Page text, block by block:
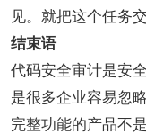
见。就把这个任务
结束语
代码安全审计是安
是很多企业容易忽
完整功能的产品不